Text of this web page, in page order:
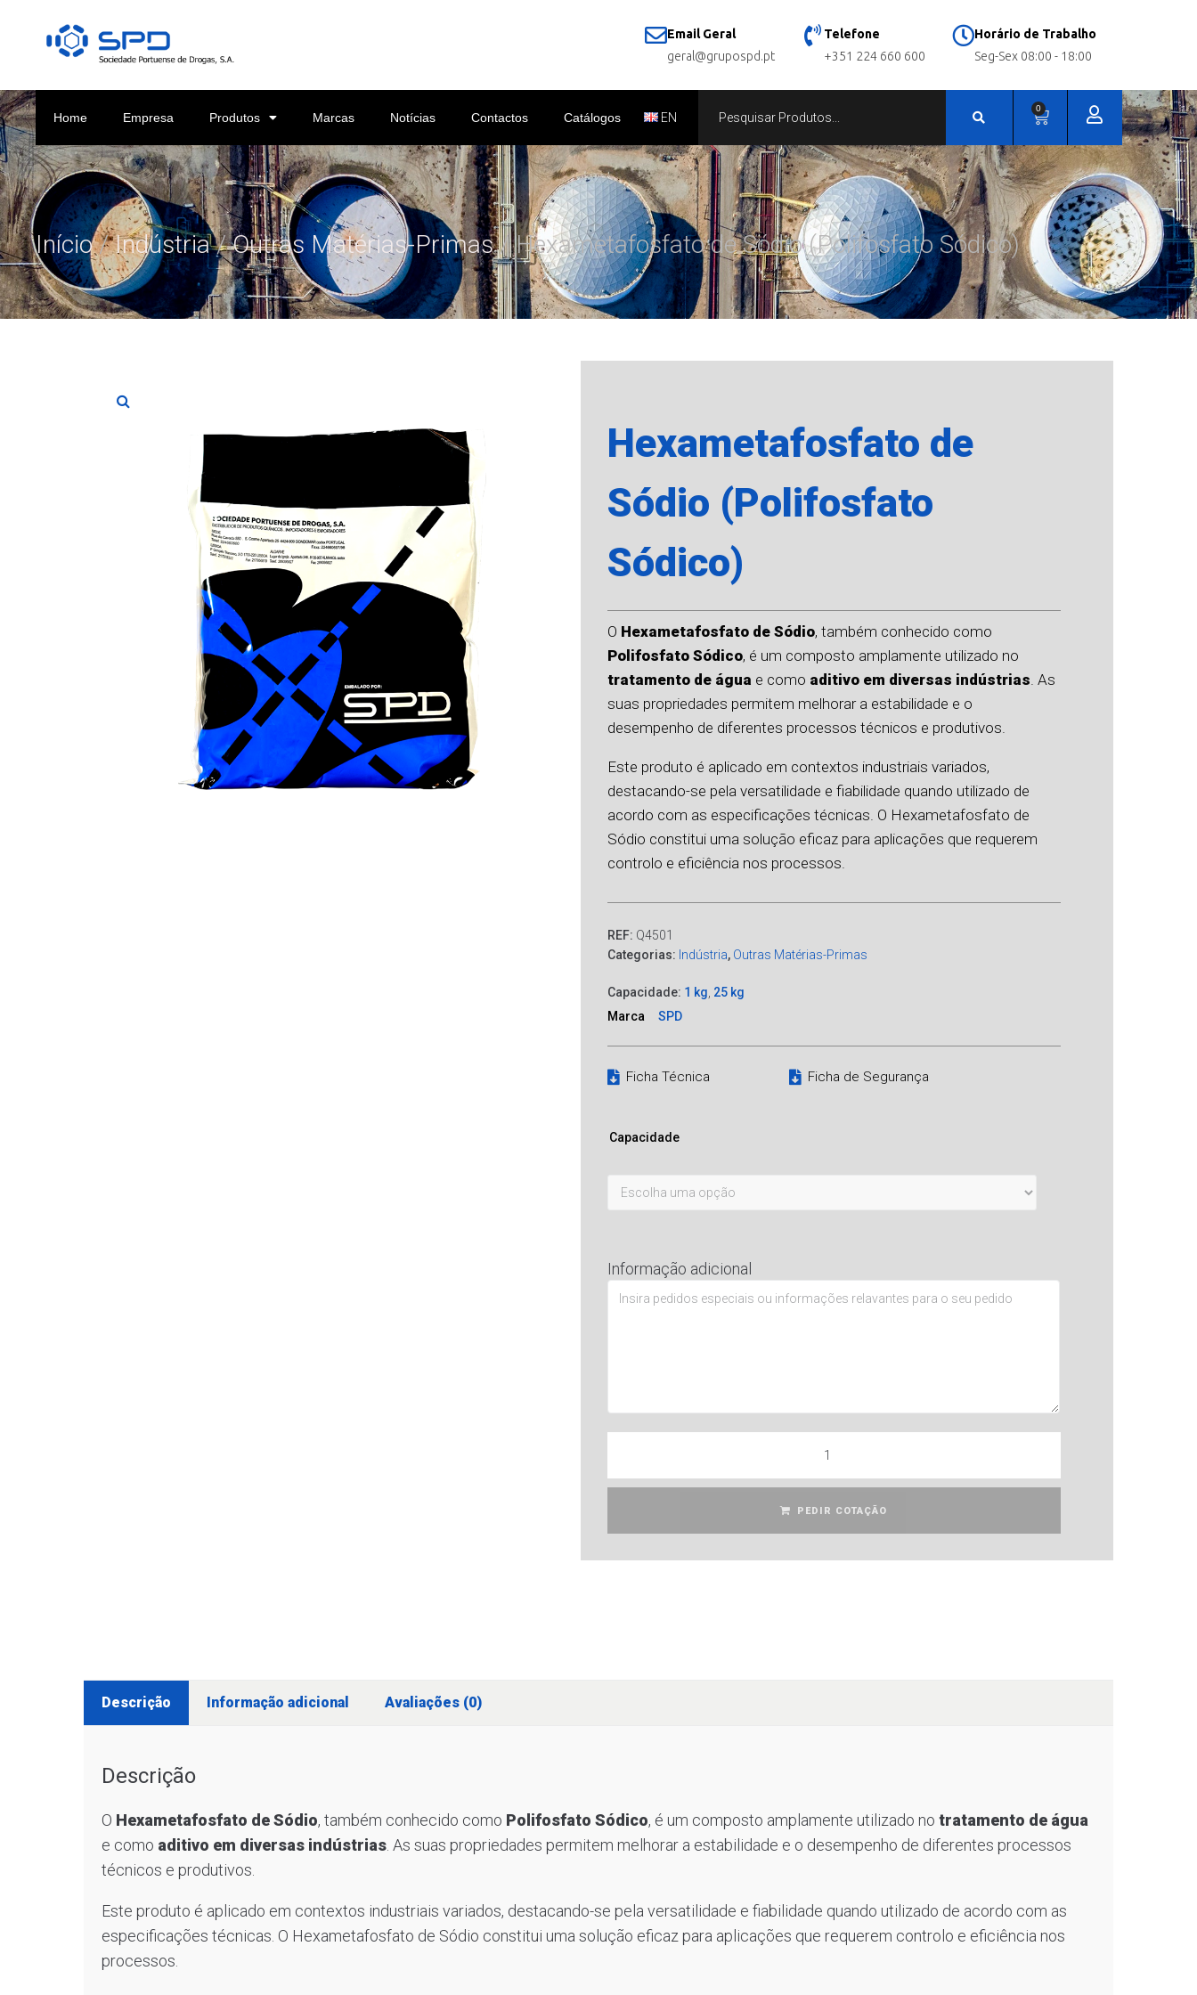
Email Geral
geral@grupospd.pt
Telefone
+351 224 660 600
Horário de Trabalho
Seg-Sex 08:00 - 18:00
Home Empresa Produtos Marcas Notícias Contactos Catálogos EN
0
Início/Indústria/Outras Matérias-Primas/ Hexametafosfato de Sódio (Polifosfato Sódico)
Hexametafosfato de
Sódio (Polifosfato
Sódico)
O Hexametafosfato de Sódio, também conhecido como
Polifosfato Sódico, é um composto amplamente utilizado no
tratamento de água e como aditivo em diversas indústrias. As
suas propriedades permitem melhorar a estabilidade e o
desempenho de diferentes processos técnicos e produtivos.
Este produto é aplicado em contextos industriais variados,
destacando-se pela versatilidade e fiabilidade quando utilizado de
acordo com as especificações técnicas. O Hexametafosfato de
Sódio constitui uma solução eficaz para aplicações que requerem
controlo e eficiência nos processos.
REF: Q4501
Categorias: Indústria, Outras Matérias-Primas
Capacidade: 1 kg, 25 kg
Marca
SPD
Ficha Técnica Ficha de Segurança
Capacidade
Informação adicional
PEDIR COTAÇÃO
Descrição Informação adicional Avaliações (0)
Descrição
O Hexametafosfato de Sódio, também conhecido como Polifosfato Sódico, é um composto amplamente utilizado no tratamento de água
e como aditivo em diversas indústrias. As suas propriedades permitem melhorar a estabilidade e o desempenho de diferentes processos
técnicos e produtivos.
Este produto é aplicado em contextos industriais variados, destacando-se pela versatilidade e fiabilidade quando utilizado de acordo com as
especificações técnicas. O Hexametafosfato de Sódio constitui uma solução eficaz para aplicações que requerem controlo e eficiência nos
processos.